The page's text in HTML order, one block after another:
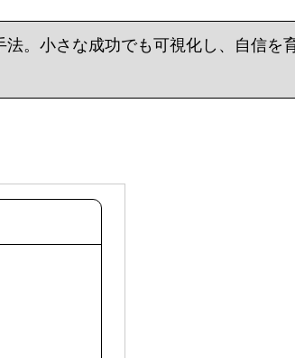
法。小さな成功でも可視化し、自信を